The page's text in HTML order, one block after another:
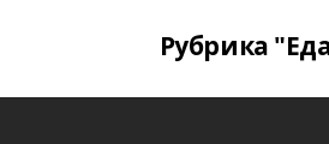
Рубрика